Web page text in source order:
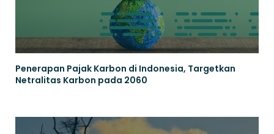
Penerapan Pajak Karbon di Indonesia, Targetkan
Netralitas Karbon pada 2060